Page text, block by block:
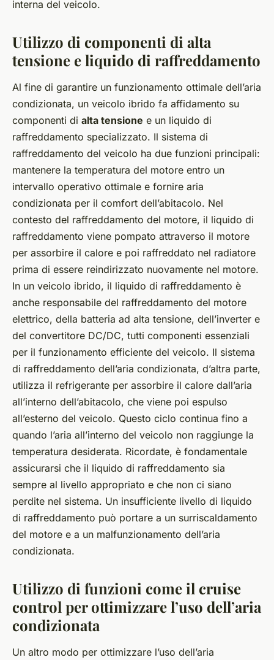
interna del veicolo.
Utilizzo di componenti di alta
tensione e liquido di raffreddamento
Al fine di garantire un funzionamento ottimale dell’aria
condizionata, un veicolo ibrido fa affidamento su
componenti di alta tensione e un liquido di
raffreddamento specializzato. Il sistema di
raffreddamento del veicolo ha due funzioni principali:
mantenere la temperatura del motore entro un
intervallo operativo ottimale e fornire aria
condizionata per il comfort dell’abitacolo. Nel
contesto del raffreddamento del motore, il liquido di
raffreddamento viene pompato attraverso il motore
per assorbire il calore e poi raffreddato nel radiatore
prima di essere reindirizzato nuovamente nel motore.
In un veicolo ibrido, il liquido di raffreddamento è
anche responsabile del raffreddamento del motore
elettrico, della batteria ad alta tensione, dell’inverter e
del convertitore DC/DC, tutti componenti essenziali
per il funzionamento efficiente del veicolo. Il sistema
di raffreddamento dell’aria condizionata, d’altra parte,
utilizza il refrigerante per assorbire il calore dall’aria
all’interno dell’abitacolo, che viene poi espulso
all’esterno del veicolo. Questo ciclo continua fino a
quando l’aria all’interno del veicolo non raggiunge la
temperatura desiderata. Ricordate, è fondamentale
assicurarsi che il liquido di raffreddamento sia
sempre al livello appropriato e che non ci siano
perdite nel sistema. Un insufficiente livello di liquido
di raffreddamento può portare a un surriscaldamento
del motore e a un malfunzionamento dell’aria
condizionata.
Utilizzo di funzioni come il cruise
control per ottimizzare l’uso dell’aria
condizionata
Un altro modo per ottimizzare l’uso dell’aria